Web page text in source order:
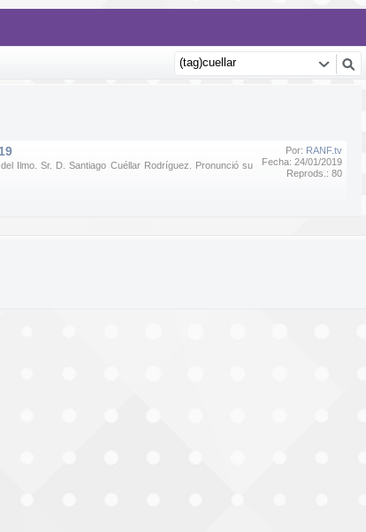
Por: RANF.tv
Fecha: 24/01/2019
Reprods.: 80
Ilmo. Sr. D. Santiago Cuéllar Rodríguez. Pronunció su